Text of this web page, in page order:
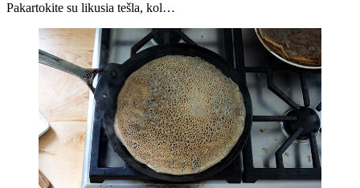
Pakartokite su likusia tešla, kol…